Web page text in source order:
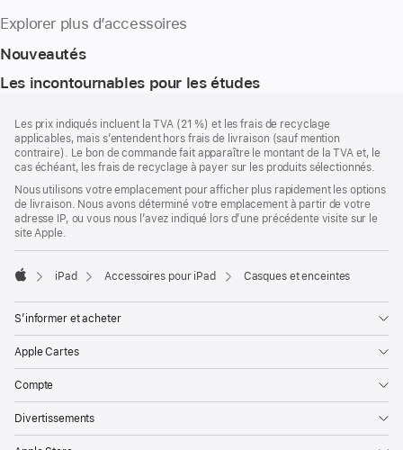
Explorer plus d’accessoires
Nouveautés
Les incontournables pour les études
de
page
de
bas
de
Les prix indiqués incluent la TVA (21 %) et les frais de recyclage
applicables, mais s’entendent hors frais de livraison (sauf mention
contraire). Le bon de commande fait apparaître le montant de la TVA et, le
cas échéant, les frais de recyclage à payer sur les produits sélectionnés.
Nous utilisons votre emplacement pour afficher plus rapidement les options
de livraison. Nous avons déterminé votre emplacement à partir de votre
adresse IP, ou vous nous l’avez indiqué lors d’une précédente visite sur le
site Apple.
iPad Accessoires pour iPad Casques et enceintes
S’informer et acheter
Apple Cartes
Compte
Divertissements